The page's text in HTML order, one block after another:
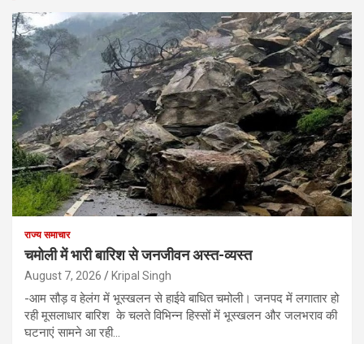
राज्य समाचार
चमोली में भारी बारिश से जनजीवन अस्त-व्यस्त
August 7, 2026 Kripal Singh
-आम सौड़ व हेलंग में भूस्खलन से हाईवे बाधित चमोली। जनपद में लगातार हो
रही मूसलाधार बारिश के चलते विभिन्न हिस्सों में भूस्खलन और जलभराव की
घटनाएं सामने आ रही…